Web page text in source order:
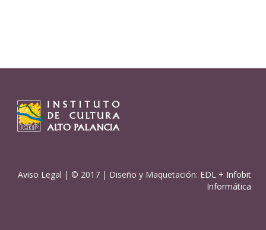
Aviso Legal | © 2017 | Diseño y Maquetación: EDL + Infobit
Informática